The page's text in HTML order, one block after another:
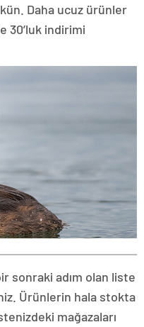
Daha ucuz ürünler
30’luk indirimi
sonraki adım olan liste
Ürünlerin hala stokta
mağazaları